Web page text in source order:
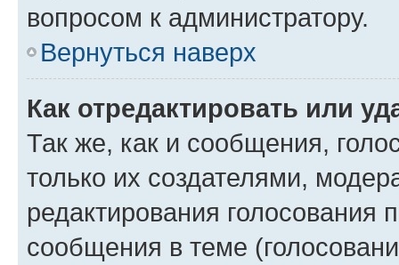
вопросом к администратору.
Вернуться наверх
Как отредактировать или
Так же, как и сообщения,
только их создателями,
редактирования голосования
сообщения в теме